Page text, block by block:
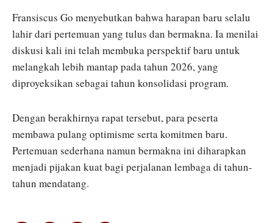
Fransiscus Go menyebutkan bahwa harapan baru selalu
lahir dari pertemuan yang tulus dan bermakna. Ia menilai
diskusi kali ini telah membuka perspektif baru untuk
melangkah lebih mantap pada tahun 2026, yang
diproyeksikan sebagai tahun konsolidasi program.
Dengan berakhirnya rapat tersebut, para peserta
membawa pulang optimisme serta komitmen baru.
Pertemuan sederhana namun bermakna ini diharapkan
menjadi pijakan kuat bagi perjalanan lembaga di tahun-
tahun mendatang.